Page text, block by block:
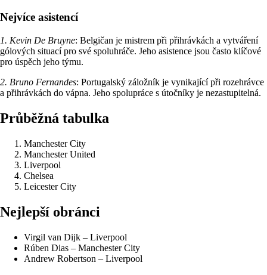
Nejvíce asistencí
1. Kevin De Bruyne: Belgičan je mistrem při přihrávkách a vytváření
gólových situací pro své spoluhráče. Jeho asistence jsou často klíčové
pro úspěch jeho týmu.
2. Bruno Fernandes: Portugalský záložník je vynikající při rozehrávce
a přihrávkách do vápna. Jeho spolupráce s útočníky je nezastupitelná.
Průběžná tabulka
Manchester City
Manchester United
Liverpool
Chelsea
Leicester City
Nejlepší obránci
Virgil van Dijk – Liverpool
Rúben Dias – Manchester City
Andrew Robertson – Liverpool